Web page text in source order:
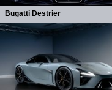
Bugatti Destrier